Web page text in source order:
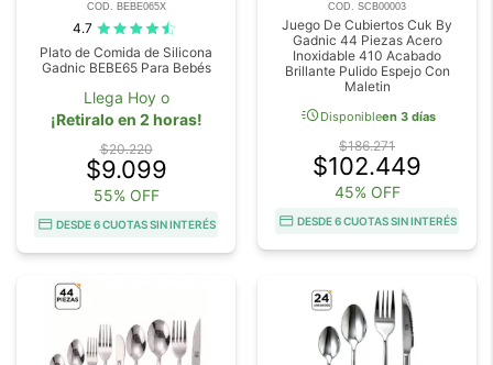
COD. BEBE065X
4.7
Plato de Comida de Silicona
Gadnic BEBE65 Para Bebés
Llega Hoy o
¡Retiralo en 2 horas!
$20.220
$9.099
55% OFF
DESDE 6 CUOTAS SIN INTERÉS
COD. SCB00003
Juego De Cubiertos Cuk By
Gadnic 44 Piezas Acero
Inoxidable 410 Acabado
Brillante Pulido Espejo Con
Maletin
acuteDisponibleen 3 días
$186.271
$102.449
45% OFF
DESDE 6 CUOTAS SIN INTERÉS